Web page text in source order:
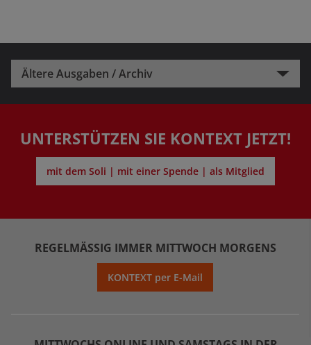
Ältere Ausgaben / Archiv
UNTERSTÜTZEN SIE KONTEXT JETZT!
mit dem Soli | mit einer Spende | als Mitglied
REGELMÄSSIG IMMER MITTWOCH MORGENS
KONTEXT per E-Mail